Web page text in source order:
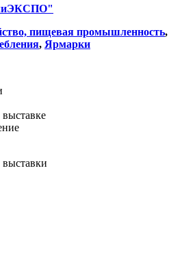
пищевая промышленность,
, Ярмарки
выставке